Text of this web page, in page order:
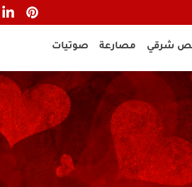
شرقي مصارعة صوتيات